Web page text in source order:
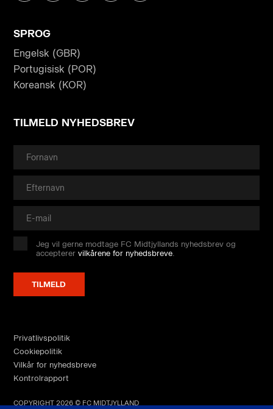
SPROG
Engelsk (GBR)
Portugisisk (POR)
Koreansk (KOR)
TILMELD NYHEDSBREV
Jeg vil gerne modtage FC Midtjyllands nyhedsbrev og
accepterervilkårene for nyhedsbreve
Privatlivspolitik
Cookiepolitik
Vilkår for nyhedsbreve
Kontrolrapport
COPYRIGHT 2026 © FC MIDTJYLLAND